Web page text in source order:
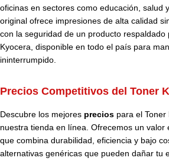
oficinas en sectores como educación, salud
original ofrece impresiones de alta calidad
con la seguridad de un producto
Kyocera, disponible en todo el país para
ininterrumpido.
Precios Competitivos del Toner
Descubre los mejores precios para el
nuestra tienda en línea. Ofrecemos un valor
que combina durabilidad, eficiencia y bajo
alternativas genéricas que pueden dañar tu